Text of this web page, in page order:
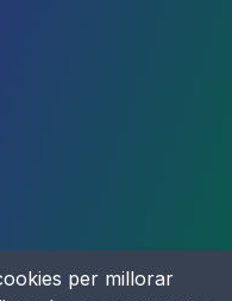
per millorar